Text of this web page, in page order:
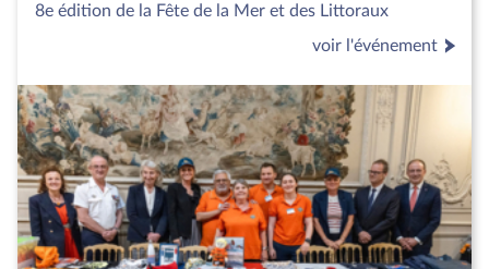
8e édition de la Fête de la Mer et des Littoraux
voir l'événement